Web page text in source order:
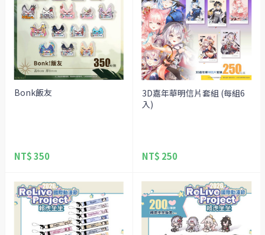
Bonk飯友
NT$ 350
3D嘉年華明信片套組 (每組6
入)
NT$ 250